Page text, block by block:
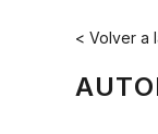
< Volver a